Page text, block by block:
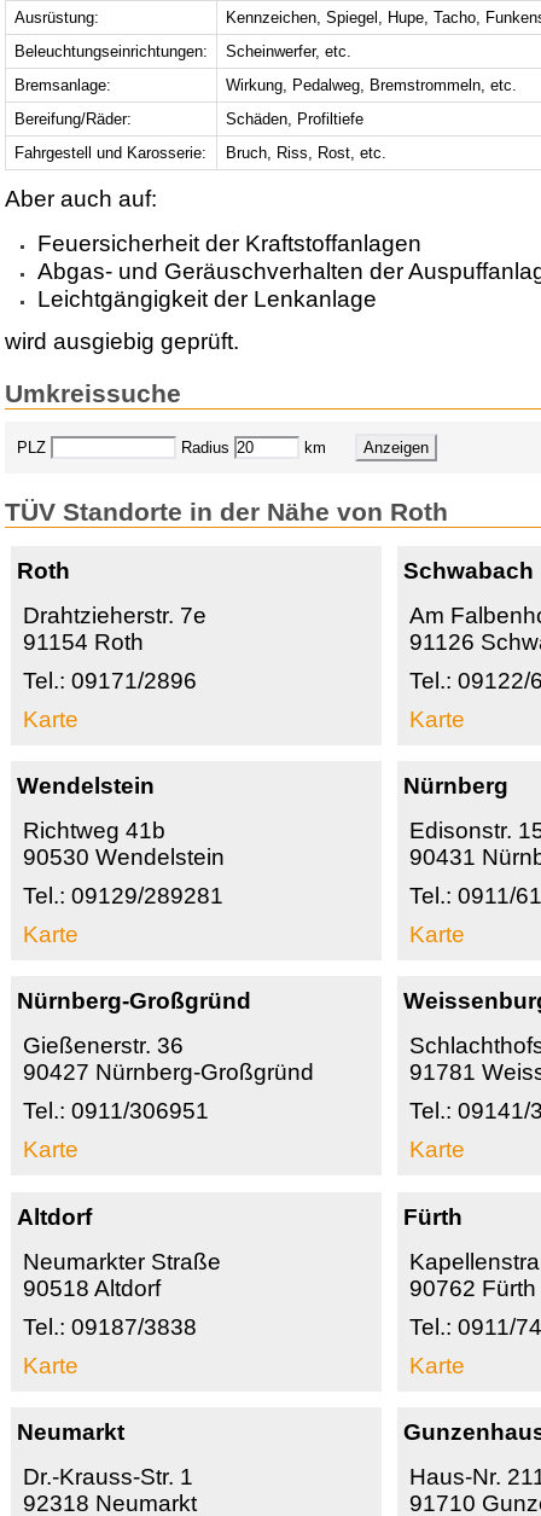
Ausrüstung:
Kennzeichen, Spiegel, Hupe, Tacho,
Beleuchtungseinrichtungen:
Scheinwerfer, etc.
Bremsanlage:
Wirkung, Pedalweg, Bremstrommeln, etc.
Bereifung/Räder:
Schäden, Profiltiefe
Fahrgestell und Karosserie:
Bruch, Riss, Rost, etc.
Aber auch auf:
Feuersicherheit der Kraftstoffanlagen
Abgas- und Geräuschverhalten der
Leichtgängigkeit der Lenkanlage
wird ausgiebig geprüft.
Umkreissuche
PLZ Radius km
TÜV Standorte in der Nähe von Roth
Roth
Drahtzieherstr. 7e
91154 Roth
Tel.: 09171/2896
Karte
Schwabach
Am
91126
Tel.: 09122/
Karte
Wendelstein
Richtweg 41b
90530 Wendelstein
Tel.: 09129/289281
Karte
Nürnberg
Edisonstr.
90431
Tel.: 0911/
Karte
Nürnberg-Großgründ
Gießenerstr. 36
90427 Nürnberg-Großgründ
Tel.: 0911/306951
Karte
91781
Tel.: 09141/
Karte
Altdorf
Neumarkter Straße
90518 Altdorf
Tel.: 09187/3838
Karte
Fürth
90762 Fürth
Tel.: 0911/
Karte
Neumarkt
Dr.-Krauss-Str. 1
92318 Neumarkt
Haus-Nr.
91710